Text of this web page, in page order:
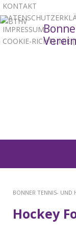
KONTAKT
IMPRESSUM
COOKIE-RICHTLINIE
Verein
INHALT
SPRINGEN
BONNER TENNIS- UND
Hockey